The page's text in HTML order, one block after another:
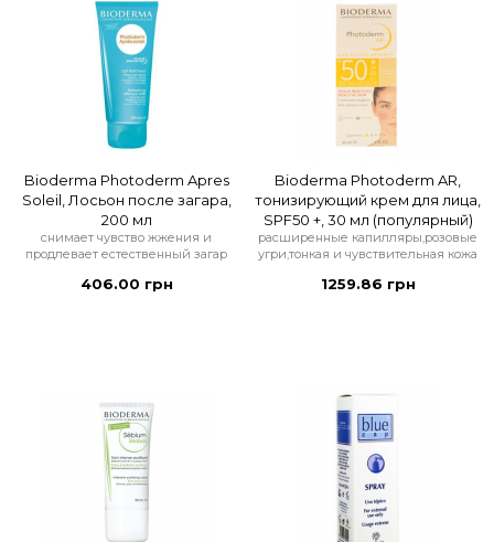
Bioderma Photoderm Apres
Soleil, Лосьон после загара,
200 мл
снимает чувство жжения и
продлевает естественный загар
406.00 грн
Bioderma Photoderm AR,
тонизирующий крем для лица,
SPF50 +, 30 мл (популярный)
расширенные капилляры,розовые
угри,тонкая и чувствительная кожа
1259.86 грн